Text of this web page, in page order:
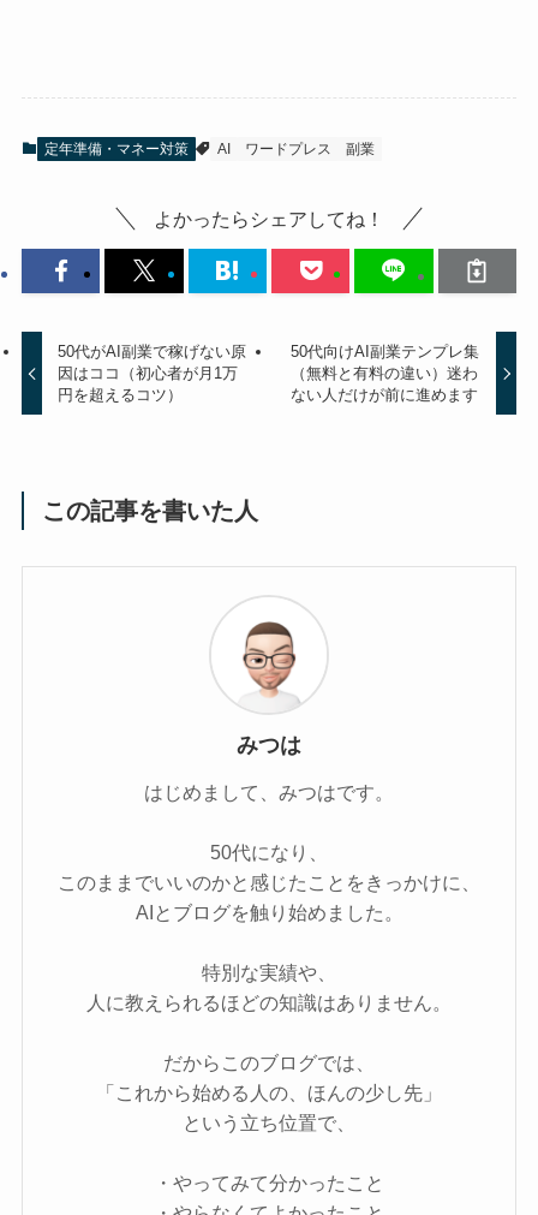
定年準備・マネー対策 AI ワードプレス 副業
よかったらシェアしてね！
50代がAI副業で稼げない原
因はココ（初心者が月1万
円を超えるコツ）
50代向けAI副業テンプレ集
（無料と有料の違い）迷わ
ない人だけが前に進めます
この記事を書いた人
みつは
はじめまして、みつはです。
50代になり、
このままでいいのかと感じたことをきっかけに、
AIとブログを触り始めました。
特別な実績や、
人に教えられるほどの知識はありません。
だからこのブログでは、
「これから始める人の、ほんの少し先」
という立ち位置で、
・やってみて分かったこと